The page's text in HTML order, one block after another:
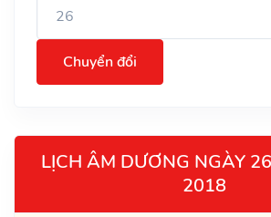
Chuyển đổi
LỊCH ÂM DƯƠNG NGÀY
2018